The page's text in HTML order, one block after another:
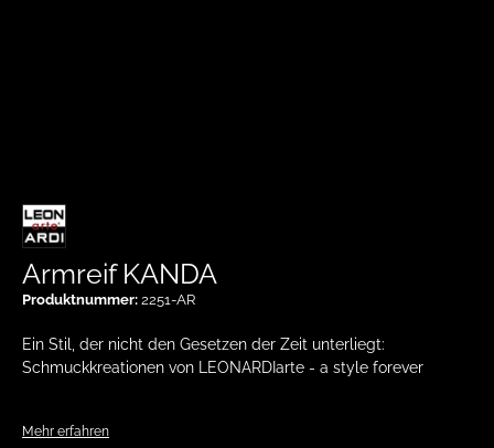
Ein Stil, der nicht den Gesetzen der Zeit unterliegt:
Schmuckkreationen von LEONARDIarte - a style forever
Mehr erfahren
Armreif KANDA
Produktnummer: 2251-AR